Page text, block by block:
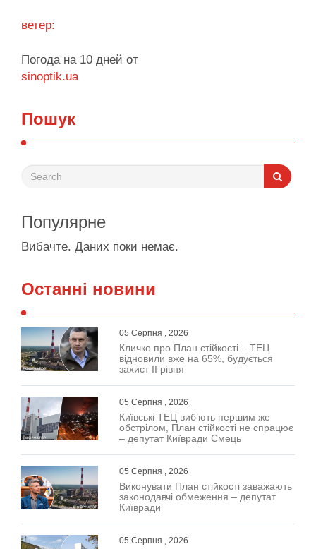
ветер:
Погода на 10 дней от
sinoptik.ua
Пошук
Популярне
Вибачте. Даних поки немає.
Останні новини
05 Серпня , 2026
Кличко про План стійкості – ТЕЦ
відновили вже на 65%, будується
захист ІІ рівня
05 Серпня , 2026
Київські ТЕЦ виб’ють першим же
обстрілом, План стійкості не спрацює
– депутат Київради Ємець
05 Серпня , 2026
Виконувати План стійкості заважають
законодавчі обмеження – депутат
Київради
05 Серпня , 2026